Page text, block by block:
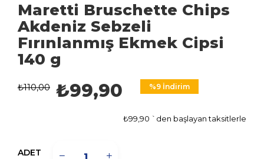
Maretti Bruschette Chips
Akdeniz Sebzeli
Fırınlanmış Ekmek Cipsi
140 g
₺110,00 ₺99,90 %9 İndirim
₺99,90 `den başlayan taksitlerle
ADET